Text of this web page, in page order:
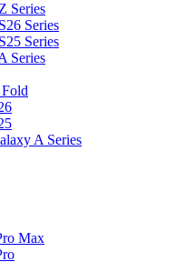
Series
Series
Series
Series
A Series
Max